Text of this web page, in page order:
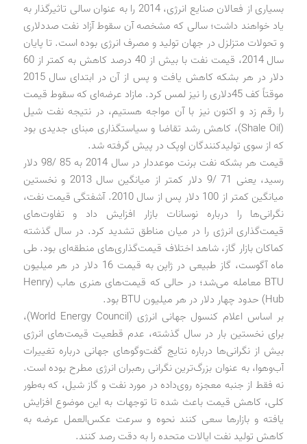
بسیاری از فعالان صنایع انرژی، 2014 را به عنوان سالی تاثیرگذار به
یاد خواهند داشت؛ سالی که مشخصه آن سقوط آزاد نفت صد‌دلاری
و تحولات متزلزل در جهان تولید و مصرف انرژی بوده است. تا پایان
سال 2014، قیمت نفت با بیش از 40 درصد کاهش به کمتر از 60
دلار در هر بشکه کاهش یافت و پس از آن در ابتدای سال 2015
موقتاً کف 45‌دلاری را نیز لمس کرد. مازاد عرضه‌ای که سقوط قیمت
را رقم زد و اکنون نیز با آن مواجه هستیم، در نتیجه نفت شیل
(Shale Oil)، کاهش رشد تقاضا و سیاستگذاری مبنای جدیدی بود
که از سوی تولیدکنندگان اوپک در پیش گرفته شد.
قیمت هر بشکه نفت برنت موعددار در سال 2014 به 85 /98 دلار
رسید، یعنی 71 /9 دلار کمتر از میانگین سال 2013 و نخستین
میانگین کمتر از 100 دلار پس از سال 2010. آشفتگی قیمت نفت،
نگرانی‌ها را درباره نوسانات بازار افزایش داد و تفاوت‌های
قیمت‌گذاری انرژی را در میان مناطق تشدید کرد. در سال گذشته
کماکان بازار گاز، شاهد اختلاف قیمت‌گذاری‌های منطقه‌ای بود. طی
ماه آگوست، گاز طبیعی در ژاپن به قیمت 16 دلار در هر میلیون
BTU معامله می‌شد؛ در حالی که قیمت‌های هنری هاب (Henry
Hub) حدود چهار دلار در هر میلیون BTU بود.
بر اساس اعلام کنسول جهانی انرژی (World Energy Council)،
برای نخستین بار در سال گذشته، عدم قطعیت قیمت‌های انرژی
بیش از نگرانی‌ها درباره نتایج گفت‌وگوهای جهانی درباره تغییرات
آب‌وهوا، به عنوان بزرگ‌ترین نگرانی رهبران انرژی مطرح بوده است.
نه فقط از جنبه معجزه روی‌‌داده در مورد نفت و گاز شیل، که به‌طور
کلی، کاهش قیمت باعث شده تا توجهات به این موضوع افزایش
یافته و بازارها سعی کنند نحوه و سرعت عکس‌العمل عرضه به
کاهش تولید نفت ایالات متحده را به دقت رصد کنند.